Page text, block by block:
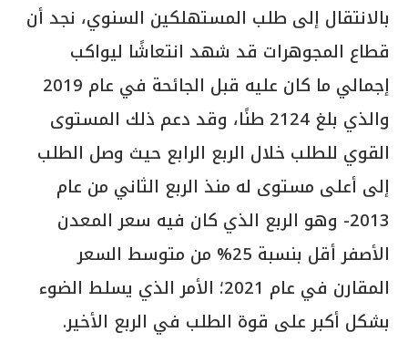
بالانتقال إلى طلب المستهلكين السنوي، نجد أن
قطاع المجوهرات قد شهد انتعاشًا ليواكب
إجمالي ما كان عليه قبل الجائحة في عام 2019
والذي بلغ 2124 طنًا، وقد دعم ذلك المستوى
القوي للطلب خلال الربع الرابع حيث وصل الطلب
إلى أعلى مستوى له منذ الربع الثاني من عام
2013- وهو الربع الذي كان فيه سعر المعدن
الأصفر أقل بنسبة 25% من متوسط السعر
المقارن في عام 2021؛ الأمر الذي يسلط الضوء
بشكل أكبر على قوة الطلب في الربع الأخير.